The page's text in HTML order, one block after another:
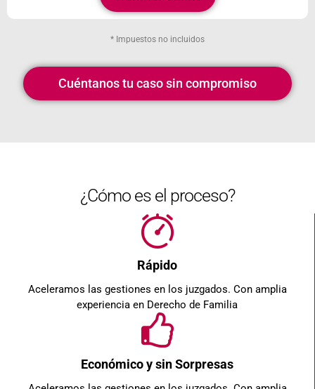
* Impuestos no incluidos
Cuéntanos tu caso sin compromiso
¿Cómo es el proceso?
Rápido
Aceleramos las gestiones en los juzgados. Con amplia
experiencia en Derecho de Familia
Económico y sin Sorpresas